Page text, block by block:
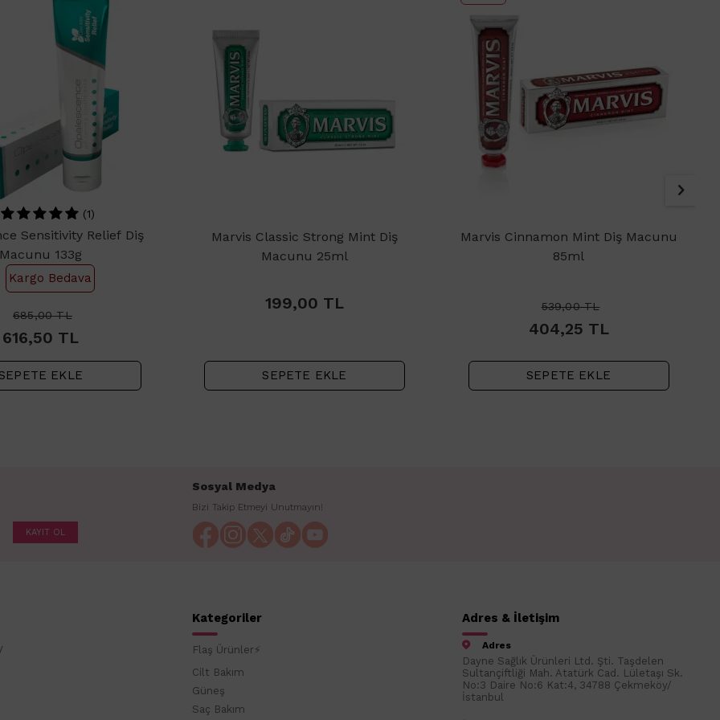
(1)
Sensitivity Relief Diş
Macunu 133g
Kargo Bedava
685,00TL
616,50 TL
EKLE
Marvis Classic Strong Mint Diş
Macunu 25ml
199,00 TL
SEPETE EKLE
Marvis Cinnamon Mint Diş Macunu
85ml
539,00TL
404,25 TL
SEPETE EKLE
KAYIT OL
Sosyal Medya
Bizi Takip Etmeyi Unutmayın!
Kategoriler
Flaş Ürünler⚡
Cilt Bakım
Güneş
Saç Bakım
Adres & İletişim
Adres
Dayne Sağlık Ürünleri Ltd. Şti. Taşdelen
Sultançiftliği Mah. Atatürk Cad. Lületaşı Sk.
No:3 Daire No:6 Kat:4, 34788 Çekmeköy/
İstanbul